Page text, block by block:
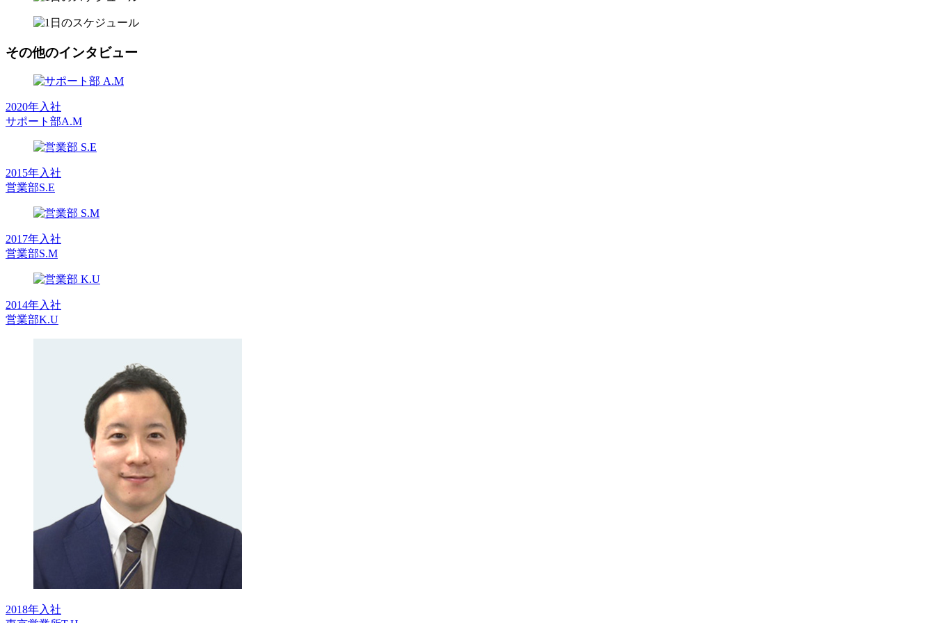
その他のインタビュー
2020年入社
サポート部A.M
2015年入社
営業部S.E
2017年入社
営業部S.M
2014年入社
営業部K.U
2018年入社